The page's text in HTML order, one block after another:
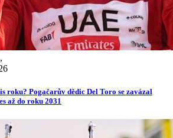
,
roku? Pogačarův dědic Del Toro se zavázal
až do roku 2031